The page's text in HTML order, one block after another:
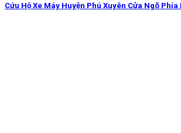
Cứu Hộ Xe Máy Huyện Phú Xuyên Cửa Ngõ